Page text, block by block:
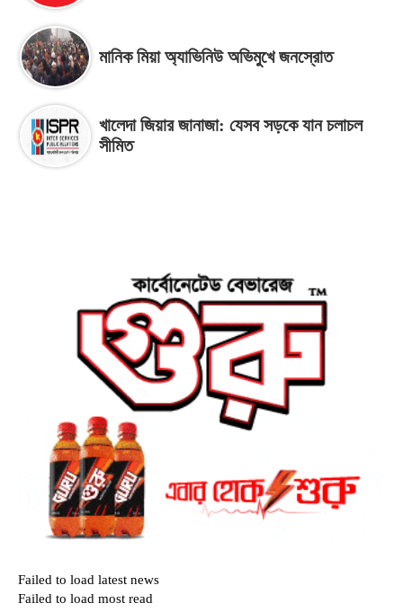
মানিক মিয়া অ্যাভিনিউ অভিমুখে জনস্রোত
খালেদা জিয়ার জানাজা: যেসব সড়কে যান চলাচল
সীমিত
Failed to load latest news
Failed to load most read